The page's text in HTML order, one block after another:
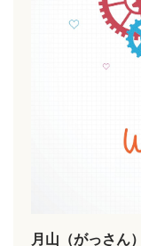
月山 （がっさん）